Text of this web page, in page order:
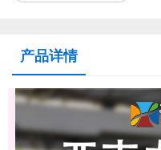
产品详情